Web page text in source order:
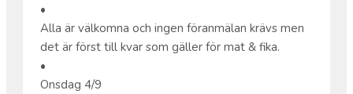
•
Alla är välkomna och ingen föranmälan krävs men
det är först till kvar som gäller för mat & fika.
•
Onsdag 4/9